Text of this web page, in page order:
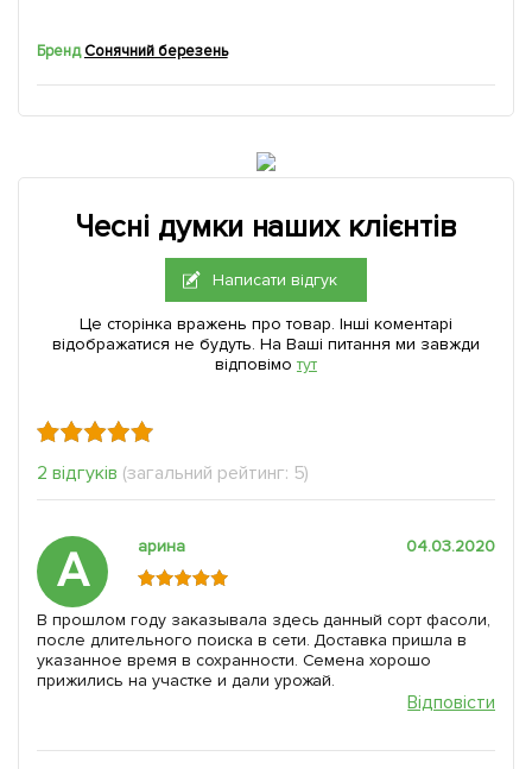
Бренд Сонячний березень
Чесні думки наших клієнтів
Написати відгук
Це сторінка вражень про товар. Інші коментарі
відображатися не будуть. На Ваші питання ми завжди
відповімо тут
2 відгуків (загальний рейтинг: 5)
А арина 04.03.2020
В прошлом году заказывала здесь данный сорт фасоли,
после длительного поиска в сети. Доставка пришла в
указанное время в сохранности. Семена хорошо
прижились на участке и дали урожай.
Відповісти